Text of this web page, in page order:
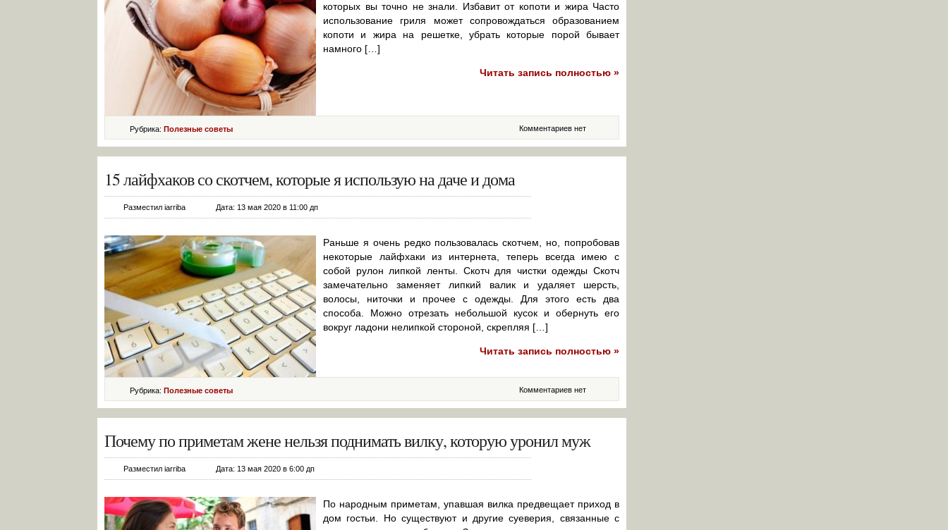
которых вы точно не знали. Избавит от копоти и жира Часто
использование гриля может сопровождаться образованием
копоти и жира на решетке, убрать которые порой бывает
намного […]
Читать запись полностью »
Комментариев нет
Рубрика: Полезные советы
15 лайфхаков со скотчем, которые я использую на даче и дома
Разместил iarriba Дата: 13 мая 2020 в 11:00 дп
Раньше я очень редко пользовалась скотчем, но, попробовав
некоторые лайфхаки из интернета, теперь всегда имею с
собой рулон липкой ленты. Скотч для чистки одежды Скотч
замечательно заменяет липкий валик и удаляет шерсть,
волосы, ниточки и прочее с одежды. Для этого есть два
способа. Можно отрезать небольшой кусок и обернуть его
вокруг ладони нелипкой стороной, скрепляя […]
Читать запись полностью »
Комментариев нет
Рубрика: Полезные советы
Почему по приметам жене нельзя поднимать вилку, которую уронил муж
Разместил iarriba Дата: 13 мая 2020 в 6:00 дп
По народным приметам, упавшая вилка предвещает приход в
дом гостьи. Но существуют и другие суеверия, связанные с